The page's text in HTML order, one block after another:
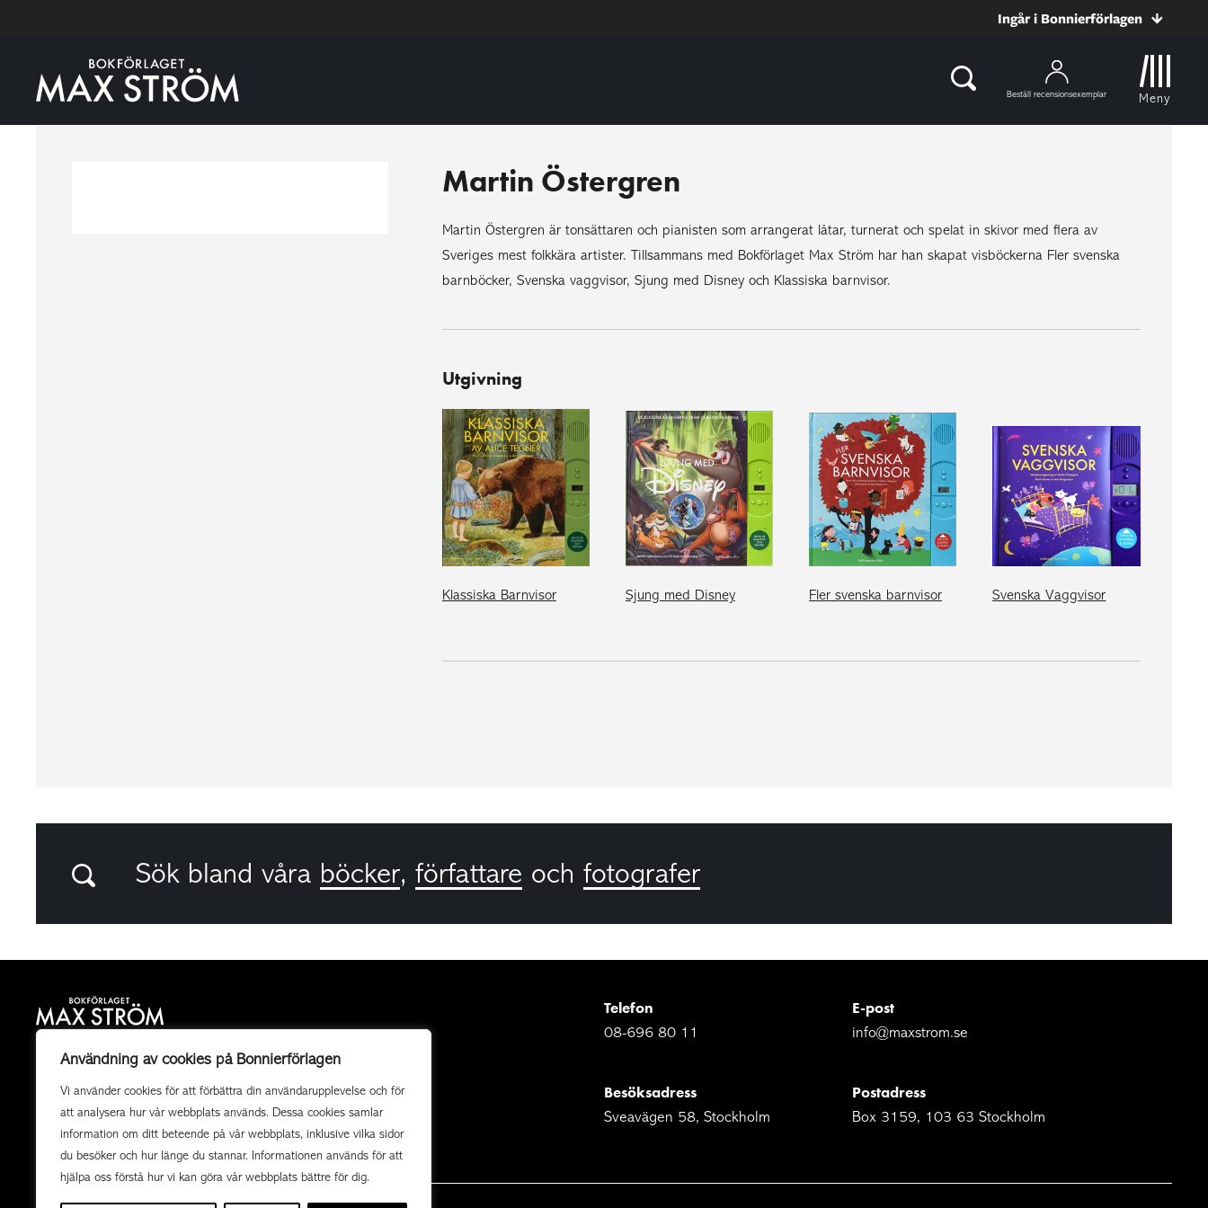
Användning av cookies på Bonnierförlagen
Vi använder cookies för att förbättra din användarupplevelse och för
att analysera hur vår webbplats används. Dessa cookies samlar
information om ditt beteende på vår webbplats, inklusive vilka sidor
du besöker och hur länge du stannar. Informationen används för att
hjälpa oss förstå hur vi kan göra vår webbplats bättre för dig.
Ingår i Bonnierförlagen
Beställ recensionsexemplar Meny
Martin Östergren
Martin Östergren är tonsättaren och pianisten som arrangerat låtar, turnerat och spelat in skivor med flera av
Sveriges mest folkkära artister. Tillsammans med Bokförlaget Max Ström har han skapat visböckerna Fler svenska
barnböcker, Svenska vaggvisor, Sjung med Disney och Klassiska barnvisor.
Utgivning
Klassiska Barnvisor Sjung med Disney Fler svenska barnvisor Svenska Vaggvisor
Sök bland våra böcker, författare och fotografer
Bokförlaget Max Ström är ett allmänutgivande
utgivare av illustrerade böcker. Vi producerar också
uppdragsböcker av högsta kvalitet i samarbete med
organisationer och företag.
Telefon
08-696 80 11
E-post
info@maxstrom.se
Besöksadress
Sveavägen 58, Stockholm
Postadress
Box 3159, 103 63 Stockholm